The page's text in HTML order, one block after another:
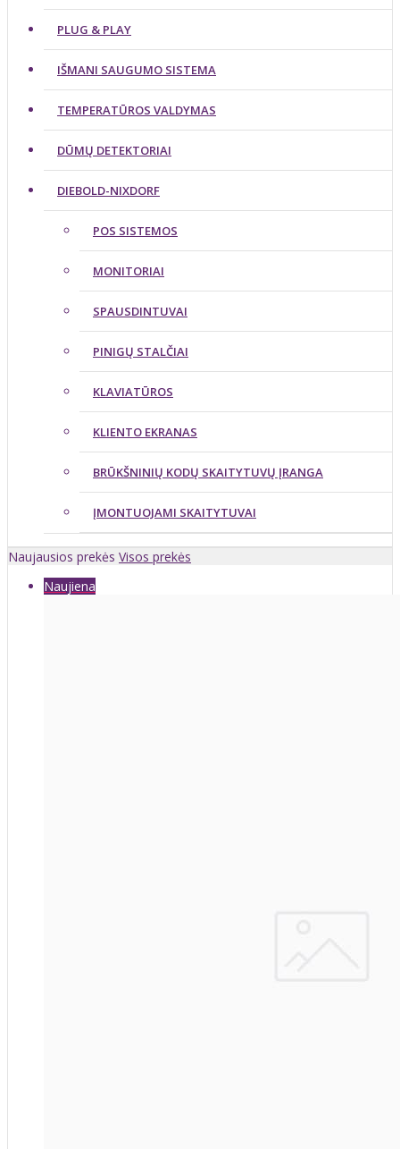
PLUG & PLAY
IŠMANI SAUGUMO SISTEMA
TEMPERATŪROS VALDYMAS
DŪMŲ DETEKTORIAI
DIEBOLD-NIXDORF
POS SISTEMOS
MONITORIAI
SPAUSDINTUVAI
PINIGŲ STALČIAI
KLAVIATŪROS
KLIENTO EKRANAS
BRŪKŠNINIŲ KODŲ SKAITYTUVŲ ĮRANGA
ĮMONTUOJAMI SKAITYTUVAI
Naujausios prekės Visos prekės
Naujiena